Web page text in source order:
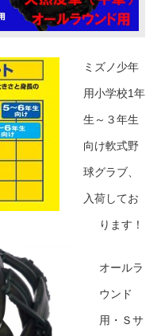
ミズノ少年
用小学校1年
生～３年生
向け軟式野
球グラブ、
入荷してお
ります！
オールラ
ウンド
用・Ｓサ